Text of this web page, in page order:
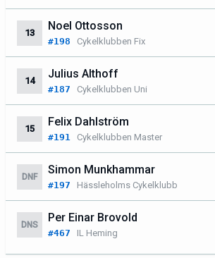
13
Noel Ottosson
#198 Cykelklubben Fix
14
Julius Althoff
#187 Cykelklubben Uni
15
Felix Dahlström
#191 Cykelklubben Master
DNF
Simon Munkhammar
#197 Hässleholms Cykelklubb
DNS
Per Einar Brovold
#467 IL Heming